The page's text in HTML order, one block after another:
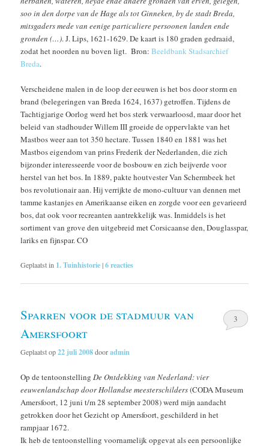
soo in den dorpe van de Hage als tot Ginneken, by de stadt Breda,
mitsgaders mede van eenige particuliere persoonen landen ende
gronden (…). J. Lips, 1621-1629. De kaart is 180 graden gedraaid,
zodat het noorden nu boven ligt. Bron:Beeldbank Stadsarchief
Breda.
Verscheidene malen in de loop der eeuwen is het bos door storm en
brand (belegeringen van Breda 1624, 1637) getroffen. Tijdens de
Tachtigjarige Oorlog werd het bos sterk verwaarloosd, maar door het
beleid van stadhouder Willem III groeide de oppervlakte van het
Mastbos weer aan tot 350 hectare. Tussen 1840 en 1881 was het
Mastbos eigendom van prins Frederik der Nederlanden, die zich
bijzonder interesseerde voor de bosbouw en zich beijverde voor
herstel van het bos. In 1889, pakte houtvester Van Schermbeek het
bos revolutionair aan. Hij verrijkte de mono-cultuur van dennen met
tamme kastanjes en Amerikaanse eiken en zorgde voor een gevarieerd
bos, dat ook voor recreanten aantrekkelijk was. Inmiddels is het
sortiment van grove den uitgebreid met Corsicaanse den, Douglasspar,
lariks en fijnspar. CO
Geplaatst in 1. Tuinhistorie|6reacties
Sparren voor de stadmuur van
Amersfoort
Geplaatst op22 juli 2008dooradmin
3
Op de tentoonstellingDe Ontdekking van Nederland: vier
eeuwenlandschap door Hollandse meesterschilders(CODA Museum
Amersfoort, 12 juni t/m 28 september 2008) werd mijn aandacht
getrokken door het Gezicht op Amersfoort, geschilderd in het
rampjaar 1672.
Ik heb de tentoonstelling voornamelijk opgevat als een persoonlijke